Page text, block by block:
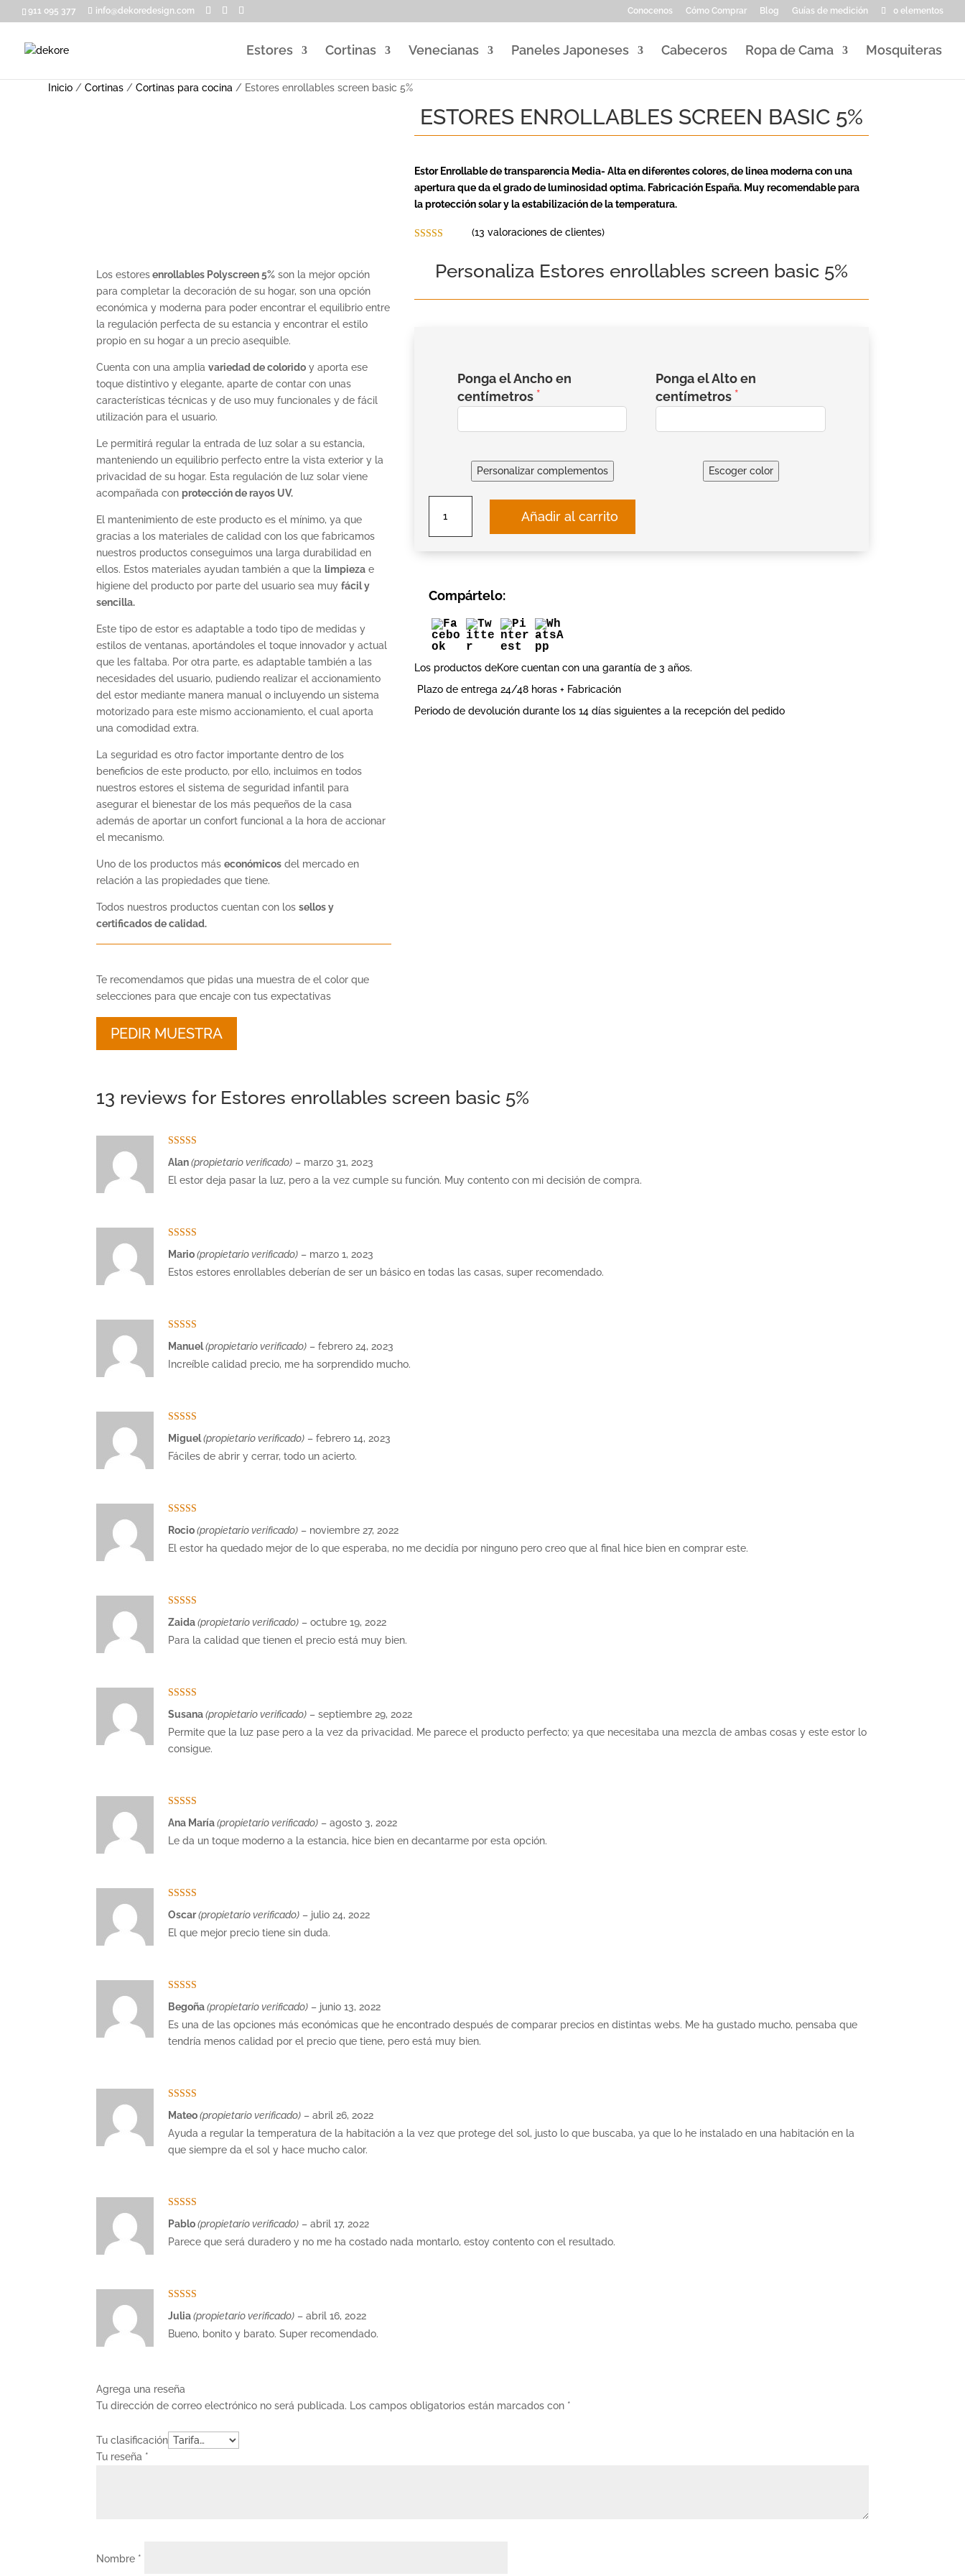
911 095 377 info@dekoredesign.com Conocenos Cómo Comprar Blog Guías de medición 0 elementos
Estores Cortinas Venecianas Paneles Japoneses Cabeceros Ropa de Cama Mosquiteras
Inicio /Cortinas /Cortinas para cocina / Estores enrollables screen basic 5%
Los estoresenrollables Polyscreen 5% son la mejor opción
para completar la decoración de su hogar, son una opción
económica y moderna para poder encontrar el equilibrio entre
la regulación perfecta de su estancia y encontrar el estilo
propio en su hogar a un precio asequible.
Cuenta con una ampliavariedad de colorido y aporta ese
toque distintivo y elegante, aparte de contar con unas
características técnicas y de uso muy funcionales y de fácil
utilización para el usuario.
Le permitirá regular la entrada de luz solar a su estancia,
manteniendo un equilibrio perfecto entre la vista exterior y la
privacidad de su hogar. Esta regulación de luz solar viene
acompañada con protección de rayos UV.
El mantenimiento de este producto es el mínimo, ya que
gracias a los materiales de calidad con los que fabricamos
nuestros productos conseguimos una larga durabilidad en
ellos. Estos materiales ayudan también a que la limpieza e
higiene del producto por parte del usuario sea muyfácil y
sencilla.
Este tipo de estor es adaptable a todo tipo de medidas y
estilos de ventanas, aportándoles el toque innovador y actual
que les faltaba. Por otra parte, es adaptable también a las
necesidades del usuario, pudiendo realizar el accionamiento
del estor mediante manera manual o incluyendo un sistema
motorizado para este mismo accionamiento, el cual aporta
una comodidad extra.
La seguridad es otro factor importante dentro de los
beneficios de este producto, por ello, incluimos en todos
nuestros estores el sistema de seguridad infantil para
asegurar el bienestar de los más pequeños de la casa
además de aportar un confort funcional a la hora de accionar
el mecanismo.
Uno de los productos máseconómicos del mercado en
relación a las propiedades que tiene.
Todos nuestros productos cuentan con lossellos y
certificados de calidad.
Te recomendamos que pidas una muestra de el color que
selecciones para que encaje con tus expectativas
PEDIR MUESTRA
ESTORES ENROLLABLES SCREEN BASIC 5%
Estor Enrollable de transparencia Media- Alta en diferentes colores, de linea moderna con una
apertura que da el grado de luminosidad optima. Fabricación España. Muy recomendable para
la protección solar y la estabilización de la temperatura.
base a
valoraciones
(13 valoraciones de clientes)
Personaliza Estores enrollables screen basic 5%
Ponga el Ancho en
centímetros
Ponga el Alto en
centímetros
Personalizar complementos Escoger color
enrollables
screen
Añadir al carrito
Compártelo:
Los productos deKore cuentan con una garantía de 3 años.
Plazo de entrega 24/48 horas + Fabricación
Periodo de devolución durante los 14 días siguientes a la recepción del pedido
13 reviews for Estores enrollables screen basic 5%
Valorado con
5de 5
Alan(propietario verificado) – marzo 31, 2023
El estor deja pasar la luz, pero a la vez cumple su función. Muy contento con mi decisión de compra.
Valorado con
5de 5
Mario(propietario verificado) – marzo 1, 2023
Estos estores enrollables deberían de ser un básico en todas las casas, super recomendado.
Valorado con
5de 5
Manuel(propietario verificado) – febrero 24, 2023
Increíble calidad precio, me ha sorprendido mucho.
Valorado con
5de 5
Miguel(propietario verificado) – febrero 14, 2023
Fáciles de abrir y cerrar, todo un acierto.
Valorado con
5de 5
Rocio(propietario verificado) – noviembre 27, 2022
El estor ha quedado mejor de lo que esperaba, no me decidía por ninguno pero creo que al final hice bien en comprar este.
Valorado con
5de 5
Zaida(propietario verificado) – octubre 19, 2022
Para la calidad que tienen el precio está muy bien.
Valorado con
5de 5
Susana(propietario verificado) – septiembre 29, 2022
Permite que la luz pase pero a la vez da privacidad. Me parece el producto perfecto; ya que necesitaba una mezcla de ambas cosas y este estor lo
consigue.
Valorado con
5de 5
Ana María(propietario verificado) – agosto 3, 2022
Le da un toque moderno a la estancia, hice bien en decantarme por esta opción.
Valorado con
5de 5
Oscar(propietario verificado) – julio 24, 2022
El que mejor precio tiene sin duda.
Valorado con
5de 5
Begoña(propietario verificado) – junio 13, 2022
Es una de las opciones más económicas que he encontrado después de comparar precios en distintas webs. Me ha gustado mucho, pensaba que
tendría menos calidad por el precio que tiene, pero está muy bien.
Valorado con
5de 5
Mateo(propietario verificado) – abril 26, 2022
Ayuda a regular la temperatura de la habitación a la vez que protege del sol, justo lo que buscaba, ya que lo he instalado en una habitación en la
que siempre da el sol y hace mucho calor.
Valorado con
5de 5
Pablo(propietario verificado) – abril 17, 2022
Parece que será duradero y no me ha costado nada montarlo, estoy contento con el resultado.
Valorado con
5de 5
Julia(propietario verificado) – abril 16, 2022
Bueno, bonito y barato. Super recomendado.
Agrega una reseña
Tu dirección de correo electrónico no será publicada. Los campos obligatorios están marcados con *
Tu clasificación
Tu reseña *
Nombre *